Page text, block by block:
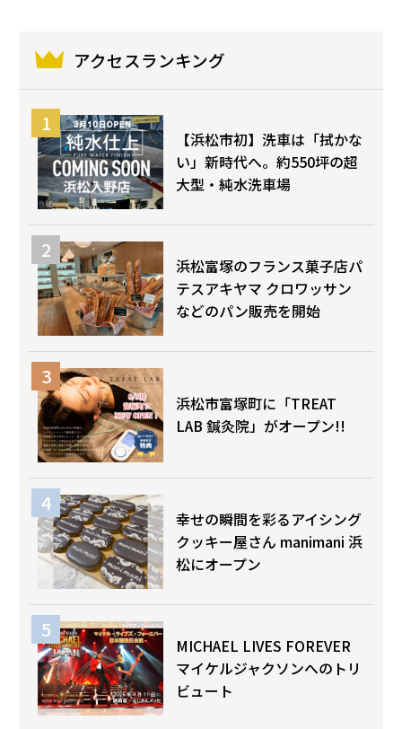
アクセスランキング
【浜松市初】洗車は「拭かな
い」新時代へ。約550坪の超
大型・純水洗車場
浜松富塚のフランス菓子店パ
テスアキヤマ クロワッサン
などのパン販売を開始
浜松市富塚町に「TREAT
LAB 鍼灸院」がオープン!!
幸せの瞬間を彩るアイシング
クッキー屋さん manimani 浜
松にオープン
MICHAEL LIVES FOREVER
マイケルジャクソンへのトリ
ビュート